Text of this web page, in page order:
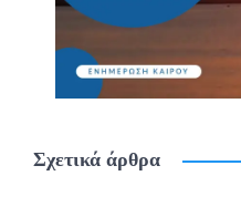
Σχετικά άρθρα